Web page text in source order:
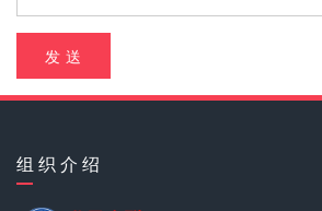
发 送
组 织 介 绍